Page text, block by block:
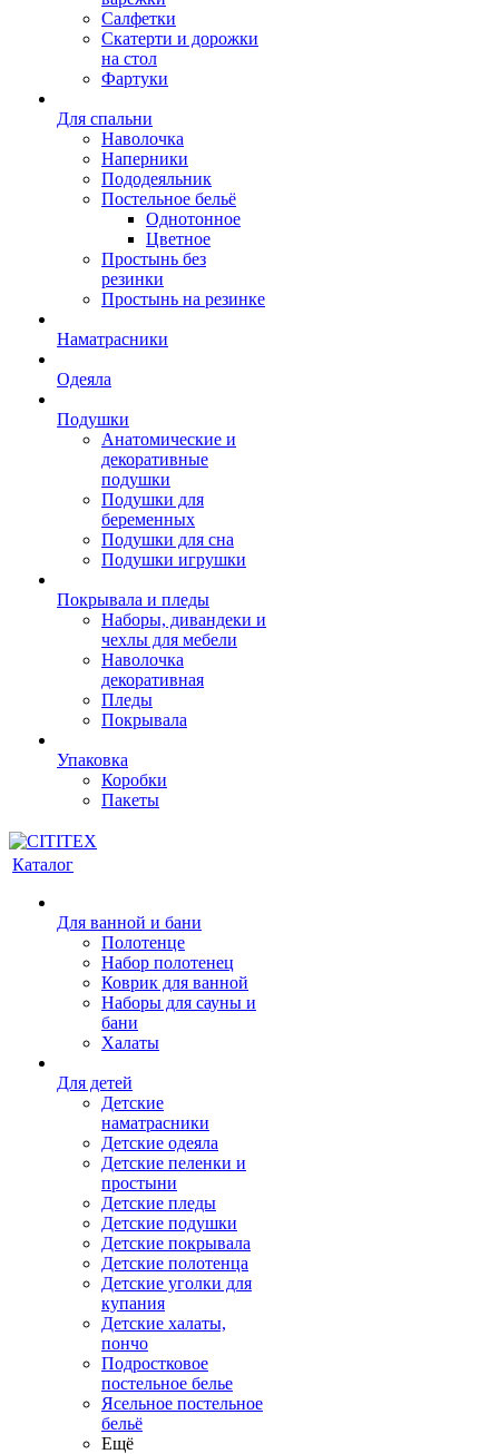
Салфетки
Скатерти и дорожки
на стол
Фартуки
Для спальни
Наволочка
Наперники
Пододеяльник
Постельное бельё
Однотонное
Цветное
Простынь без
резинки
Простынь на резинке
Наматрасники
Одеяла
Подушки
Анатомические и
декоративные
подушки
Подушки для
беременных
Подушки для сна
Подушки игрушки
Покрывала и пледы
Наборы, дивандеки и
чехлы для мебели
Наволочка
декоративная
Пледы
Покрывала
Упаковка
Коробки
Пакеты
Каталог
Для ванной и бани
Полотенце
Набор полотенец
Коврик для ванной
Наборы для сауны и
бани
Халаты
Для детей
Детские
наматрасники
Детские одеяла
Детские пеленки и
простыни
Детские пледы
Детские подушки
Детские покрывала
Детские полотенца
Детские уголки для
купания
Детские халаты,
пончо
Подростковое
постельное белье
Ясельное постельное
бельё
Ещё